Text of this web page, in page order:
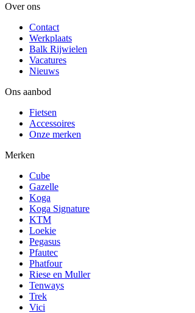
Over ons
Contact
Werkplaats
Balk Rijwielen
Vacatures
Nieuws
Ons aanbod
Fietsen
Accessoires
Onze merken
Merken
Cube
Gazelle
Koga
Koga Signature
KTM
Loekie
Pegasus
Pfautec
Phatfour
Riese en Muller
Tenways
Trek
Vici